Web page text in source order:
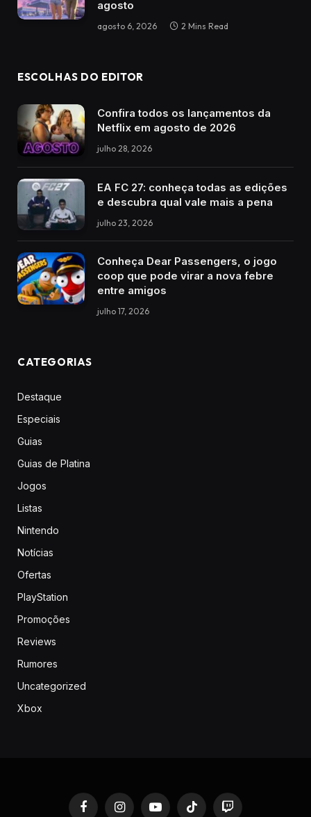
agosto
agosto 6, 2026 2 Mins Read
ESCOLHAS DO EDITOR
Confira todos os lançamentos da
Netflix em agosto de 2026
julho 28, 2026
EA FC 27: conheça todas as edições
e descubra qual vale mais a pena
julho 23, 2026
Conheça Dear Passengers, o jogo
coop que pode virar a nova febre
entre amigos
julho 17, 2026
CATEGORIAS
Destaque
Especiais
Guias
Guias de Platina
Jogos
Listas
Nintendo
Notícias
Ofertas
PlayStation
Promoções
Reviews
Rumores
Uncategorized
Xbox
FacebookInstagramYouTubeTikTok Twitch